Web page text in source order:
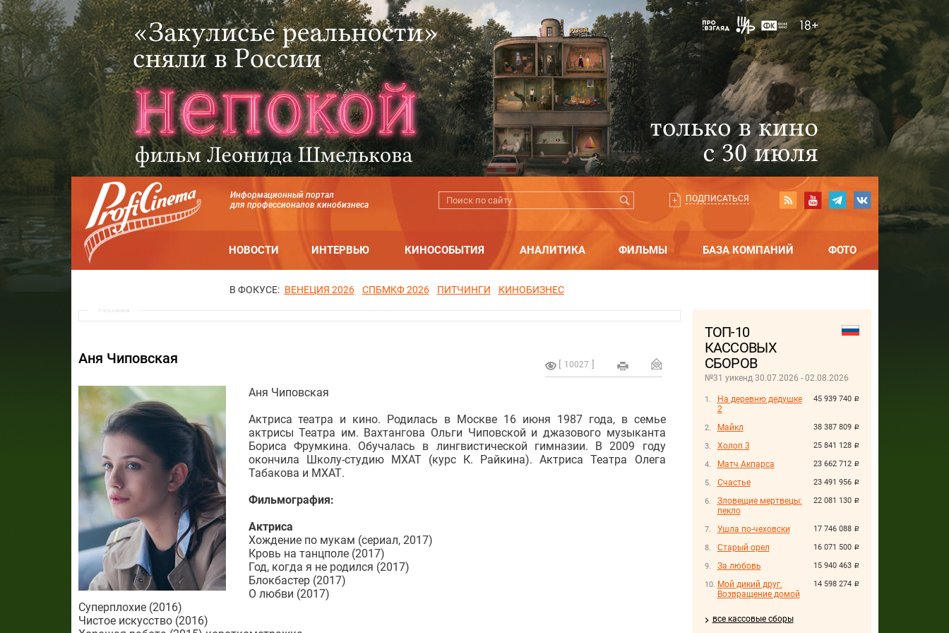
Информационный портал
для профессионалов кинобизнеса
ПОДПИСАТЬСЯ
НОВОСТИ ИНТЕРВЬЮ КИНОСОБЫТИЯ АНАЛИТИКА ФИЛЬМЫ БАЗА КОМПАНИЙ ФОТО
В ФОКУСЕ: ВЕНЕЦИЯ 2026 СПБМКФ 2026 ПИТЧИНГИ КИНОБИЗНЕС
ТОП-10
КАССОВЫХ
СБОРОВ
№31 уикенд 30.07.2026 - 02.08.2026
45 939 740 руб.
На деревню дедушке
2
38 387 809 руб.
Майкл
25 841 128 руб.
Холоп 3
23 662 712 руб.
Матч Акпарса
23 491 956 руб.
Счастье
22 081 130 руб.
Зловещие мертвецы:
пекло
17 746 088 руб.
Ушла по-чеховски
16 071 500 руб.
Старый орел
15 940 463 руб.
За любовь
14 598 274 руб.
Мой дикий друг.
Возвращение домой
все кассовые сборы
Реклама
10027
Аня Чиповская
Аня Чиповская
Актриса театра и кино. Родилась в Москве 16 июня 1987 года, в семье
актрисы Театра им. Вахтангова Ольги Чиповской и джазового музыканта
Бориса Фрумкина. Обучалась в лингвистической гимназии. В 2009 году
окончила Школу-студию МХАТ (курс К. Райкина). Актриса Театра Олега
Табакова и МХАТ.
Фильмография:
Актриса
Хождение по мукам (сериал, 2017)
Кровь на танцполе (2017)
Год, когда я не родился (2017)
Блокбастер (2017)
О любви (2017)
Суперплохие (2016)
Чистое искусство (2016)